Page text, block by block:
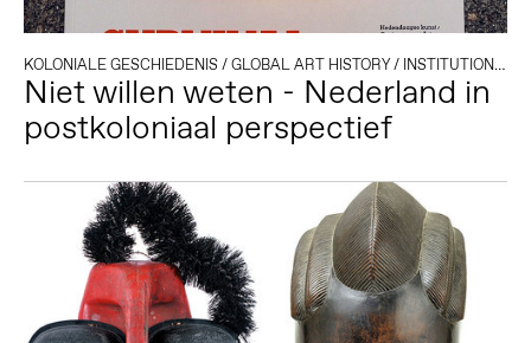
KOLONIALE GESCHIEDENIS /GLOBAL ART HISTORY/ INSTITUTIONELE KRITIEK
Niet willen weten - Nederland in
postkoloniaal perspectief